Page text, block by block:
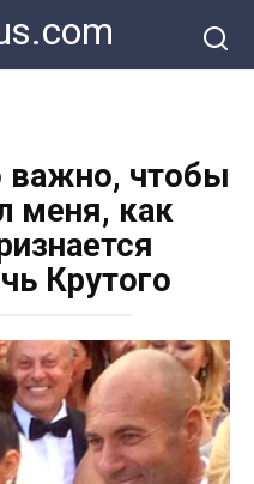
чтобы
меня, как
Крутого